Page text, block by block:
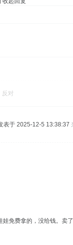
反对
表于 2025-12-5 13:38:37
娃免费拿的，没给钱。卖